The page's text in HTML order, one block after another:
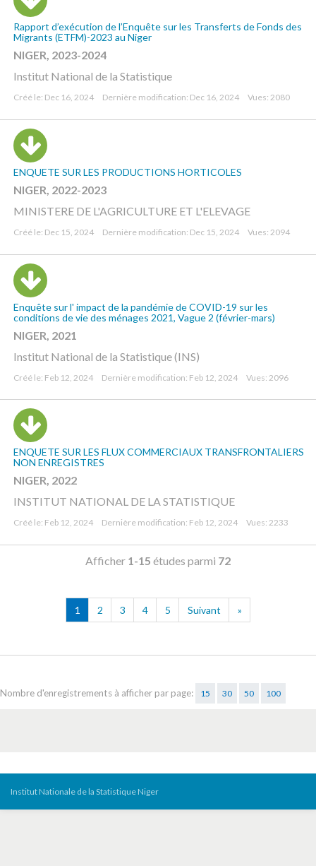
Rapport d’exécution de l’Enquête sur les Transferts de Fonds des
Migrants (ETFM)-2023 au Niger
NIGER, 2023-2024
Institut National de la Statistique
Créé le: Dec 16, 2024 Dernière modification: Dec 16, 2024 Vues: 2080
ENQUETE SUR LES PRODUCTIONS HORTICOLES
NIGER, 2022-2023
MINISTERE DE L'AGRICULTURE ET L'ELEVAGE
Créé le: Dec 15, 2024 Dernière modification: Dec 15, 2024 Vues: 2094
Enquête sur l' impact de la pandémie de COVID-19 sur les
conditions de vie des ménages 2021, Vague 2 (février-mars)
NIGER, 2021
Institut National de la Statistique (INS)
Créé le: Feb 12, 2024 Dernière modification: Feb 12, 2024 Vues: 2096
ENQUETE SUR LES FLUX COMMERCIAUX TRANSFRONTALIERS
NON ENREGISTRES
NIGER, 2022
INSTITUT NATIONAL DE LA STATISTIQUE
Créé le: Feb 12, 2024 Dernière modification: Feb 12, 2024 Vues: 2233
Afficher 1-15 études parmi 72
1 2 3 4 5 Suivant »
Nombre d'enregistrements à afficher par page: 15 30 50 100
Institut Nationale de la Statistique Niger